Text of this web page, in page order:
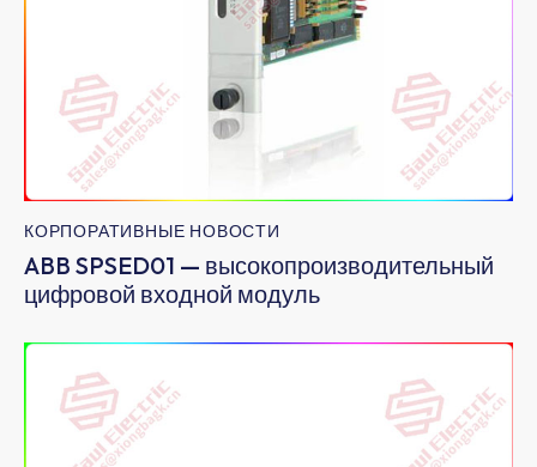
КОРПОРАТИВНЫЕ НОВОСТИ
ABB SPSED01 — высокопроизводительный
цифровой входной модуль